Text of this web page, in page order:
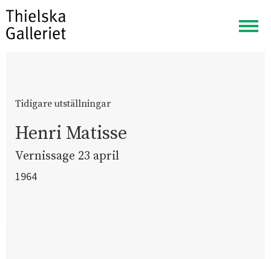
Visa
meny
Tidigare utställningar
Henri Matisse
Vernissage 23 april
1964